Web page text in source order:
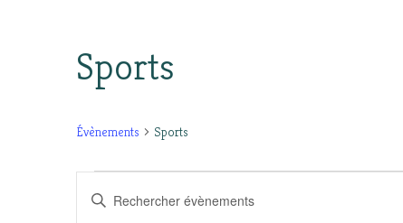
Sports
Évènements Sports
Évènements
Recherche
Saisir